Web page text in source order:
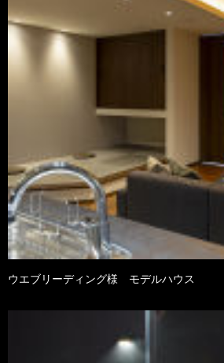
ウエブリーディング様 モデルハウス